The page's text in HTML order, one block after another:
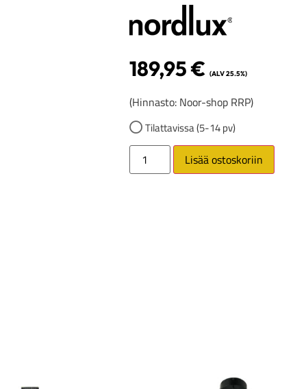
189,95€ (ALV 25.5%)
(Hinnasto: Noor-shop RRP)
Tilattavissa (5-14 pv)
Lisää ostoskoriin